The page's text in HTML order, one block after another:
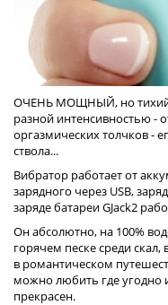
ОЧЕНЬ МОЩНЫЙ, но тихий
разной интенсивностью -
оргазмических толчков -
ствола...
Вибратор работает от
зарядного через USB,
заряде батареи GJack2
Он абсолютно, на 100%
горячем песке среди
в романтическом
можно любить где угодно
прекрасен.